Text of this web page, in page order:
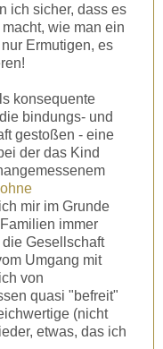
ich sicher, dass es
wie man ein
Ermutigen, es
konsequente
bindungs- und
gestoßen - eine
der das Kind
ohne
mir im Grunde
immer
Gesellschaft
Umgang mit
von
quasi "befreit"
(nicht
etwas, das ich